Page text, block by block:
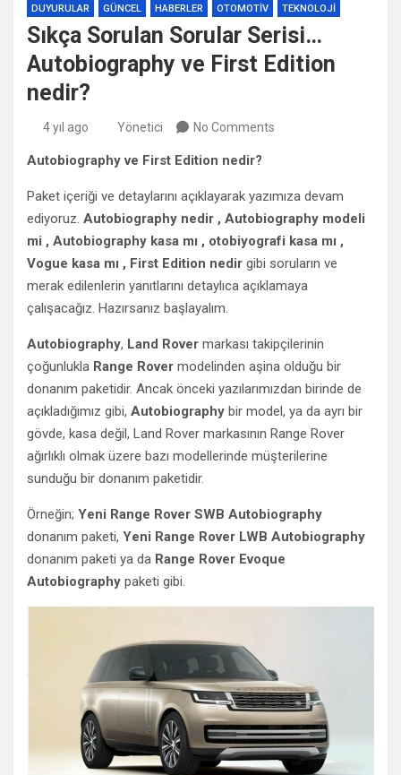
DUYURULAR GÜNCEL HABERLER OTOMOTIV TEKNOLOJI
Sıkça Sorulan Sorular Serisi…
Autobiography ve First Edition
nedir?
4 yıl ago Yönetici No Comments
Autobiography ve First Edition nedir?
Paket içeriği ve detaylarını açıklayarak yazımıza devam
ediyoruz. Autobiography nedir , Autobiography modeli
mi , Autobiography kasa mı , otobiyografi kasa mı ,
Vogue kasa mı , First Edition nedir gibi soruların ve
merak edilenlerin yanıtlarını detaylıca açıklamaya
çalışacağız. Hazırsanız başlayalım.
Autobiography, Land Rover markası takipçilerinin
çoğunlukla Range Rover modelinden aşina olduğu bir
donanım paketidir. Ancak önceki yazılarımızdan birinde de
açıkladığımız gibi, Autobiography bir model, ya da ayrı bir
gövde, kasa değil, Land Rover markasının Range Rover
ağırlıklı olmak üzere bazı modellerinde müşterilerine
sunduğu bir donanım paketidir.
Örneğin; Yeni Range Rover SWB Autobiography
donanım paketi, Yeni Range Rover LWB Autobiography
donanım paketi ya da Range Rover Evoque
Autobiography paketi gibi.